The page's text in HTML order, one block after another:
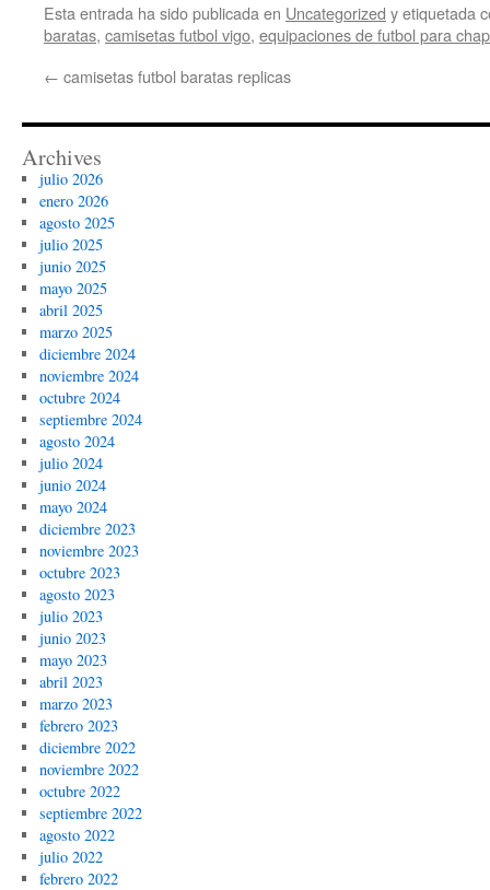
Esta entrada ha sido publicada en Uncategorized y etiquetada
baratas, camisetas futbol vigo, equipaciones de futbol para
← camisetas futbol baratas replicas
Archives
julio 2026
enero 2026
agosto 2025
julio 2025
junio 2025
mayo 2025
abril 2025
marzo 2025
diciembre 2024
noviembre 2024
octubre 2024
septiembre 2024
agosto 2024
julio 2024
junio 2024
mayo 2024
diciembre 2023
noviembre 2023
octubre 2023
agosto 2023
julio 2023
junio 2023
mayo 2023
abril 2023
marzo 2023
febrero 2023
diciembre 2022
noviembre 2022
octubre 2022
septiembre 2022
agosto 2022
julio 2022
febrero 2022